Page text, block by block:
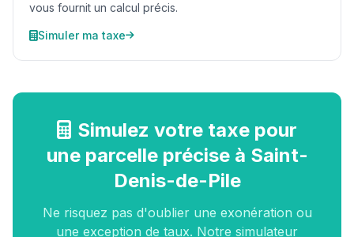
vous fournit un calcul précis.
Simuler ma taxe
Simulez votre taxe pour
une parcelle précise à Saint-
Denis-de-Pile
Ne risquez pas d'oublier une exonération ou
une exception de taux. Notre simulateur